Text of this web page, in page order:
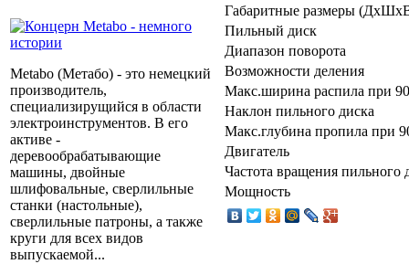
Metabo (Метабо) - это немецкий
производитель,
специализирущийся в области
электроинструментов. В его
активе -
деревообрабатывающие
машины, двойные
шлифовальные, сверлильные
станки (настольные),
сверлильные патроны, а также
круги для всех видов
выпускаемой...
Габаритные размеры
Пильный диск
Диапазон поворота
Возможности деления
Макс.ширина распила при
Наклон пильного диска
Макс.глубина пропила при
Двигатель
Частота вращения пильного
Мощность